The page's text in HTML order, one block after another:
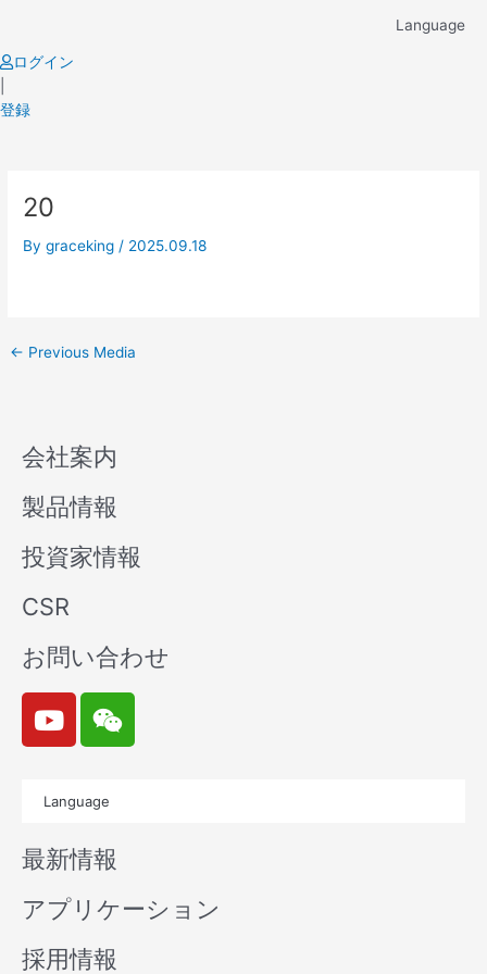
content
Language
ログイン
登録
20
Bygraceking / 2025.09.18
navigation
← Previous Media
会社案内
製品情報
投資家情報
CSR
お問い合わせ
Y
o
u
b
e
W
e
i
n
Language
最新情報
アプリケーション
採用情報